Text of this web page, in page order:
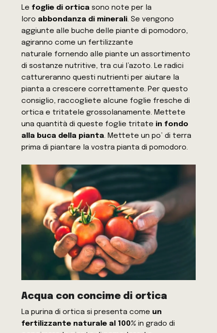
Le foglie di ortica sono note per la
loro abbondanza di minerali. Se vengono
aggiunte alle buche delle piante di pomodoro,
agiranno come un fertilizzante
naturale fornendo alle piante un assortimento
di sostanze nutritive, tra cui l’azoto. Le radici
cattureranno questi nutrienti per aiutare la
pianta a crescere correttamente. Per questo
consiglio, raccogliete alcune foglie fresche di
ortica e tritatele grossolanamente. Mettete
una quantità di queste foglie tritate in fondo
alla buca della pianta. Mettete un po’ di terra
prima di piantare la vostra pianta di pomodoro.
Acqua con concime di ortica
La purina di ortica si presenta come un
fertilizzante naturale al 100% in grado di